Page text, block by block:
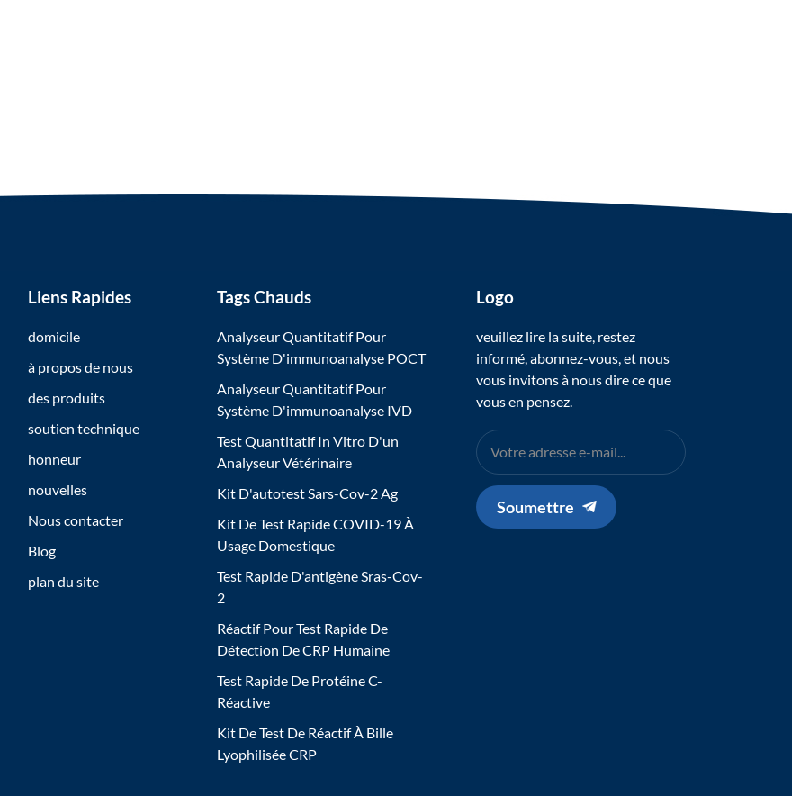
Liens Rapides
domicile
à propos de nous
des produits
soutien technique
honneur
nouvelles
Nous contacter
Blog
plan du site
Tags Chauds
Analyseur Quantitatif Pour
Système D'immunoanalyse POCT
Analyseur Quantitatif Pour
Système D'immunoanalyse IVD
Test Quantitatif In Vitro D'un
Analyseur Vétérinaire
Kit D'autotest Sars-Cov-2 Ag
Kit De Test Rapide COVID-19 À
Usage Domestique
Test Rapide D'antigène Sras-Cov-
2
Réactif Pour Test Rapide De
Détection De CRP Humaine
Test Rapide De Protéine C-
Réactive
Kit De Test De Réactif À Bille
Lyophilisée CRP
Logo
veuillez lire la suite, restez
informé, abonnez-vous, et nous
vous invitons à nous dire ce que
vous en pensez.
Soumettre